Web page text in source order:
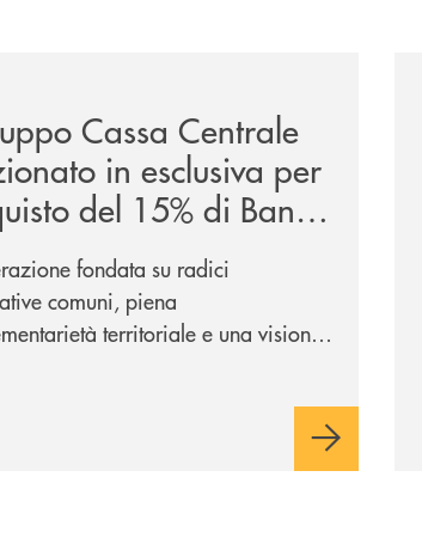
Cassa Centrale
in esclusiva per
del 15% di Banca
1884
fondata su radici
comuni, piena
territoriale e una visione